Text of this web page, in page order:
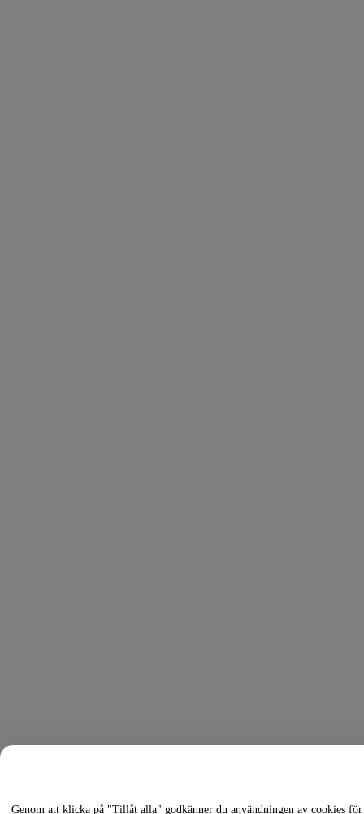
Genom att klicka på "Tillåt alla" godkänner du användningen av cookies